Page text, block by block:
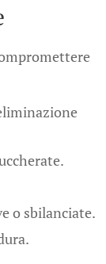
o sbilanciate.